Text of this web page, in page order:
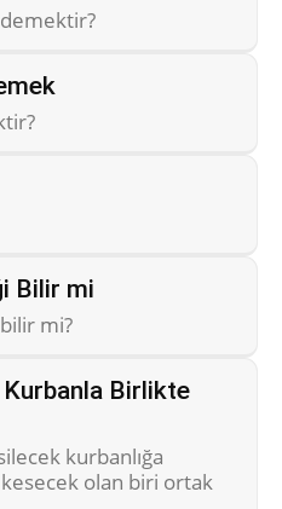
Bilir mi
mi?
Kurbanla Birlikte
kurbanlığa
olan biri ortak